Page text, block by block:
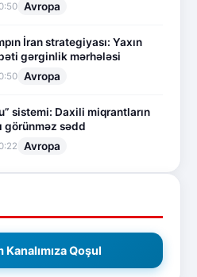
Avropa
İran strategiyası: Yaxın
gərginlik mərhələsi
Avropa
sistemi: Daxili miqrantların
görünməz sədd
Avropa
Kanalımıza Qoşul